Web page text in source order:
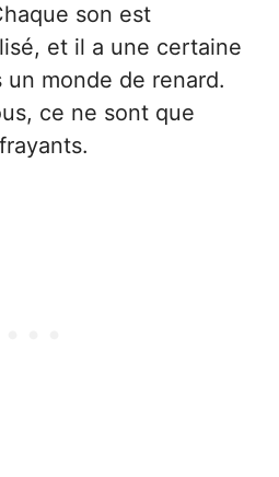
son est
et il a une certaine
monde de renard.
ce ne sont que